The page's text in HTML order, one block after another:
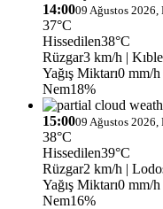
14:0009 Ağustos 2026,
37°C
Hissedilen38°C
Rüzgar3 km/h |
Yağış Miktarı0 mm/h
Nem18%
15:0009 Ağustos 2026,
38°C
Hissedilen39°C
Rüzgar2 km/h |
Yağış Miktarı0 mm/h
Nem16%